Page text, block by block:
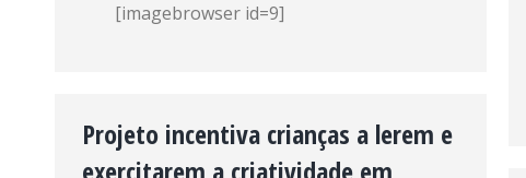
[imagebrowser id=9]
Projeto incentiva crianças a lerem e